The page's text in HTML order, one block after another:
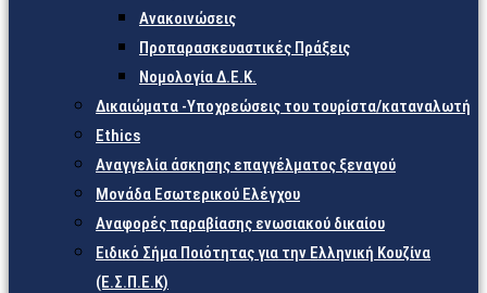
Ανακοινώσεις
Προπαρασκευαστικές Πράξεις
Νομολογία Δ.Ε.Κ.
Δικαιώματα -Υποχρεώσεις του τουρίστα/καταναλωτή
Ethics
Αναγγελία άσκησης επαγγέλματος ξεναγού
Μονάδα Εσωτερικού Ελέγχου
Αναφορές παραβίασης ενωσιακού δικαίου
Ειδικό Σήμα Ποιότητας για την Ελληνική Κουζίνα
(Ε.Σ.Π.Ε.Κ)